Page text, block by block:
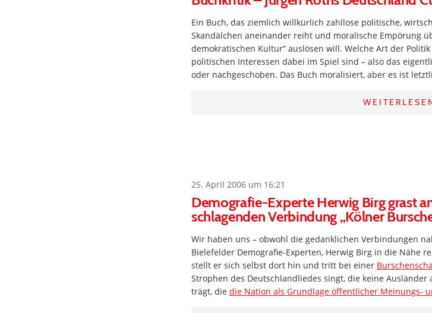
Ein Buch, das ziemlich willkürlich zahllose politische,
Skandälchen aneinander reiht und moralische Empörung
demokratischen Kultur“ auslösen will. Welche Art der
politischen Interessen dabei im Spiel sind – also das
oder nachgeschoben. Das Buch moralisiert, aber es ist
25. April 2006 um 16:21
Demografie-Experte Herwig Birg grast
schlagenden Verbindung „Kölner
Wir haben uns – obwohl die gedanklichen Verbindungen
Bielefelder Demografie-Experten, Herwig Birg in die Nähe
stellt er sich selbst dort hin und tritt bei einer
Strophen des Deutschlandliedes singt, die keine
trägt, die die Nation als Grundlage öffentlicher Meinungs-